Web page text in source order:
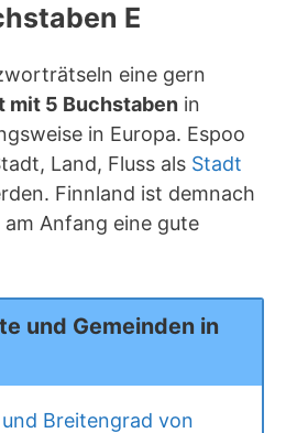
E
eine gern
mit 5 Buchstaben in
in Europa. Espoo
Land, Fluss als Stadt
Finnland ist demnach
am Anfang eine gute
und Gemeinden in
Breitengrad von